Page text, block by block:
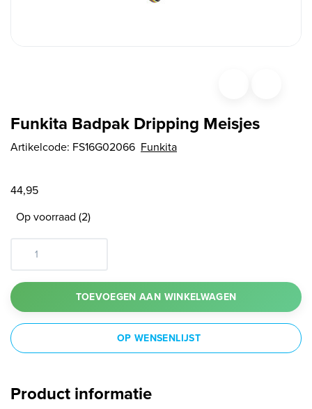
Funkita Badpak Dripping Meisjes
Artikelcode: FS16G02066 Funkita
44,95
Op voorraad (2)
TOEVOEGEN AAN WINKELWAGEN
OP WENSENLIJST
Product informatie